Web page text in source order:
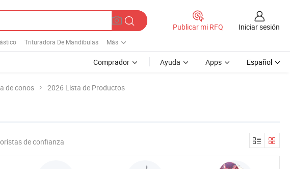
Trituradora De Mandíbulas Más
Publicar mi RFQ Iniciar sesión
Comprador Ayuda Apps Español
de conos 2026 Lista de Productos
de confianza